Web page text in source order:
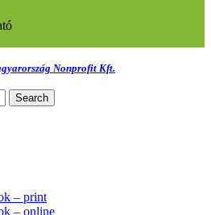
Nonprofit Kft.
Search
– print
– online